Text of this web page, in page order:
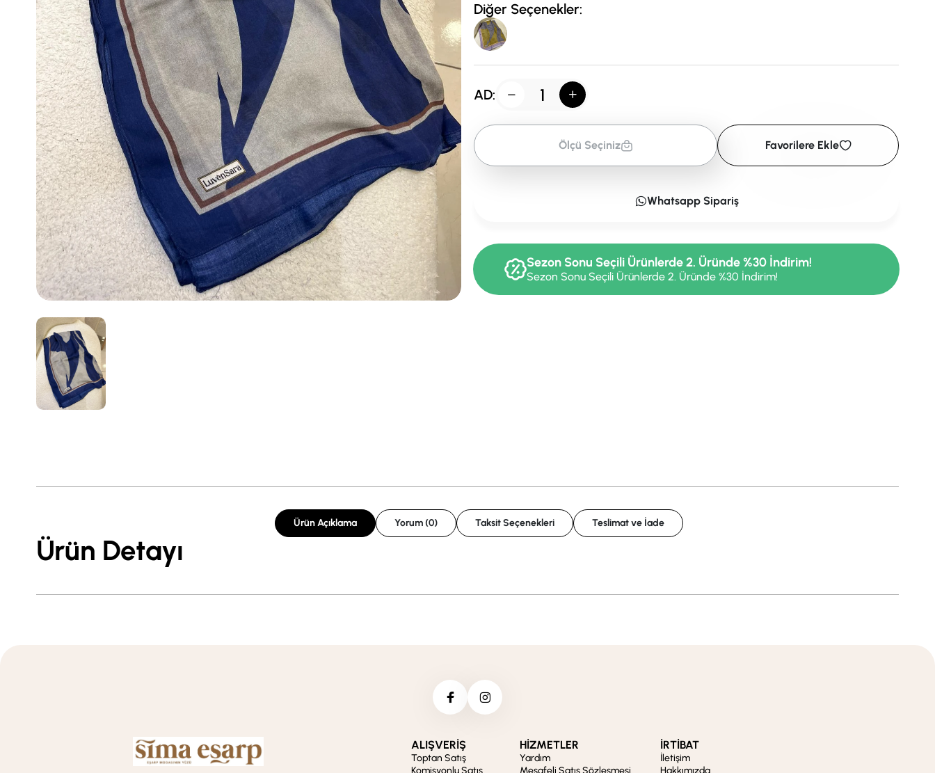
Diğer Seçenekler:
AD:
Ölçü Seçiniz Favorilere Ekle
Whatsapp Sipariş
Sezon Sonu Seçili Ürünlerde 2. Üründe %30 İndirim!
Sezon Sonu Seçili Ürünlerde 2. Üründe %30 İndirim!
Ürün Açıklama Yorum (0) Taksit Seçenekleri Teslimat ve İade
Ürün Detayı
ALIŞVERİŞ
Toptan Satış
Komisyonlu Satış
HİZMETLER
Yardım
Mesafeli Satış Sözleşmesi
İRTİBAT
İletişim
Hakkımızda